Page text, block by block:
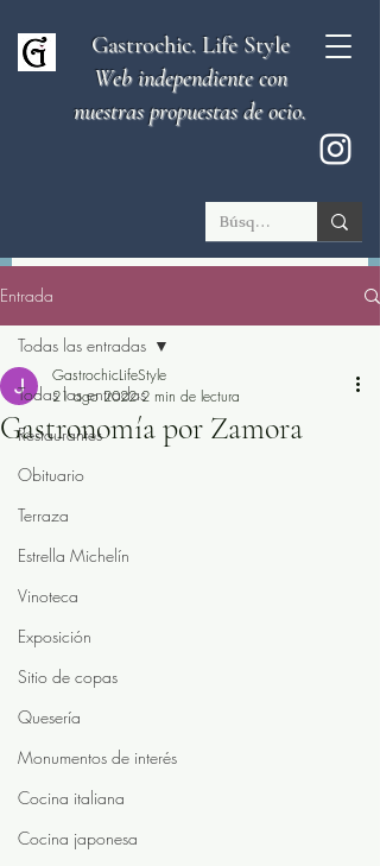
Gastrochic. Life Style
Web independiente con
nuestras propuestas de ocio.
Entrada
Todas las entradas
Restaurantes
Obituario
Terraza
Estrella Michelín
Vinoteca
Exposición
Sitio de copas
Quesería
Monumentos de interés
Cocina italiana
Cocina japonesa
Todas las entradas
Gastronomía por Zamora
GastrochicLifeStyle
21 ago 2022 2 min de lectura